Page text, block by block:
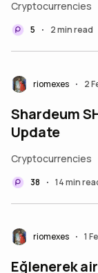
Cryptocurrencies
5 • 2 min read
riomexes • 2
Shardeum
Update
Cryptocurrencies
38 • 14 min
riomexes • 1
Eğlenerek